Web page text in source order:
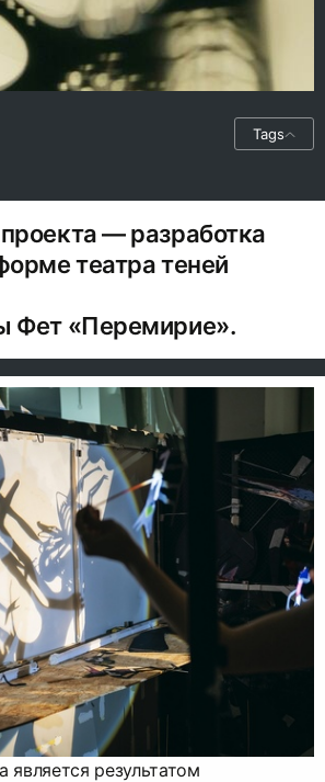
Tags
— разработка
театра теней
Фет «Перемирие».
является результатом